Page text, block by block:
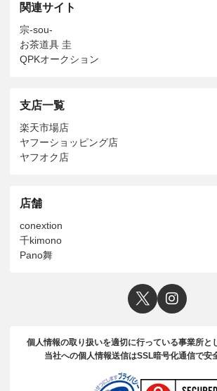
関連サイト
宗-sou-
お茶道具 圭
QPKオークション
支店一覧
楽天市場店
ヤフーショッピング店
ヤフオク店
店舗
conextion
千kimono
Pano舞
個人情報の取り扱いを適切に行っている事業所と
当社への個人情報送信はSSL暗号化通信で安